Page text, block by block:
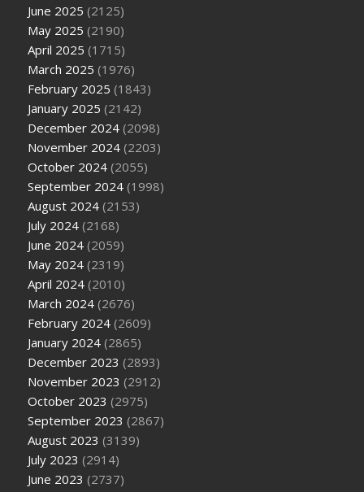
June 2025 (2125)
May 2025 (2190)
April 2025 (1715)
March 2025 (1976)
February 2025 (1843)
January 2025 (2142)
December 2024 (2098)
November 2024 (2203)
October 2024 (2055)
September 2024 (1998)
August 2024 (2153)
July 2024 (2168)
June 2024 (2059)
May 2024 (2319)
April 2024 (2010)
March 2024 (2676)
February 2024 (2609)
January 2024 (2865)
December 2023 (2893)
November 2023 (2912)
October 2023 (2975)
September 2023 (2867)
August 2023 (3139)
July 2023 (2914)
June 2023 (2737)